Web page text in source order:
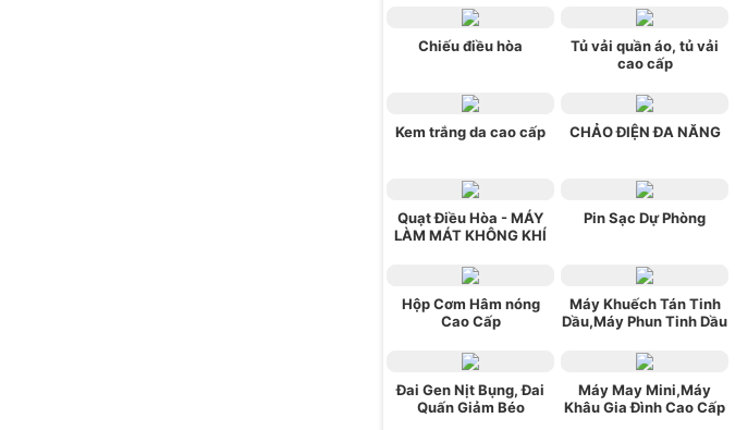
Chiếu điều hòa
Tủ vải quần áo, tủ vải
cao cấp
Kem trắng da cao cấp CHẢO ĐIỆN ĐA NĂNG
Quạt Điều Hòa - MÁY
LÀM MÁT KHÔNG KHÍ
Pin Sạc Dự Phòng
Hộp Cơm Hâm nóng
Cao Cấp
Máy Khuếch Tán Tinh
Dầu,Máy Phun Tinh Dầu
Đai Gen Nịt Bụng, Đai
Quấn Giảm Béo
Máy May Mini,Máy
Khâu Gia Đình Cao Cấp